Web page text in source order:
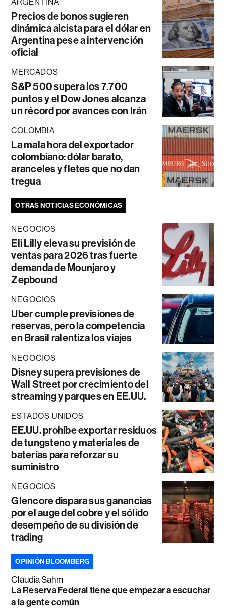
Precios de bonos sugieren
dinámica alcista para el dólar en
Argentina pese a intervención
oficial
MERCADOS
S&P 500 supera los 7.700
puntos y el Dow Jones alcanza
un récord por avances con Irán
COLOMBIA
La mala hora del exportador
colombiano: dólar barato,
aranceles y fletes que no dan
tregua
OTRAS NOTICIAS ECONÓMICAS
NEGOCIOS
Eli Lilly eleva su previsión de
ventas para 2026 tras fuerte
demanda de Mounjaro y
Zepbound
NEGOCIOS
Uber cumple previsiones de
reservas, pero la competencia
en Brasil ralentiza los viajes
NEGOCIOS
Disney supera previsiones de
Wall Street por crecimiento del
streaming y parques en EE.UU.
ESTADOS UNIDOS
EE.UU. prohíbe exportar residuos
de tungsteno y materiales de
baterías para reforzar su
suministro
NEGOCIOS
Glencore dispara sus ganancias
por el auge del cobre y el sólido
desempeño de su división de
trading
OPINIÓN BLOOMBERG
Claudia Sahm
La Reserva Federal tiene que empezar a escuchar
a la gente común